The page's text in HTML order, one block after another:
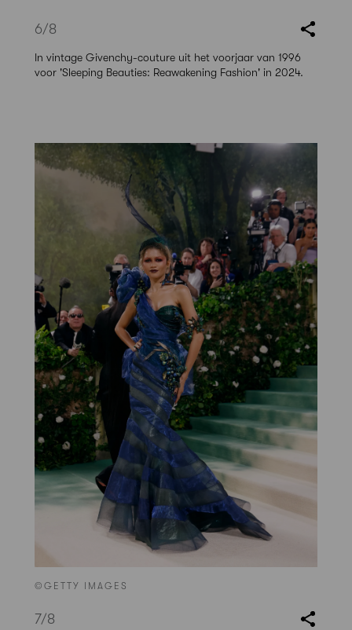
6/8
In vintage Givenchy-couture uit het voorjaar van 1996
voor 'Sleeping Beauties: Reawakening Fashion' in 2024.
©GETTY IMAGES
7/8